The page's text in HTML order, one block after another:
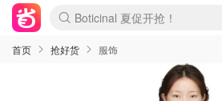
Boticinal 夏促开抢！
4折！lulu周四疯狂上新
还没结束！&OtherStories大促
Joybuy变相75折 随时失效
速领！Stanley独家85折
疑似霸哥！Camper额外叠85折
Zalando 奥莱闪促！每日更新
Moncler反季囤！5折起+叠9折
Coach Brooklyn仅€192
首页 抢好货 服饰